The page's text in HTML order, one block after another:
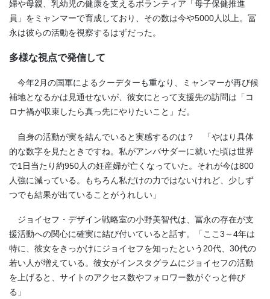
婦や母親、乳幼児の健康を支えるボランティア「母子保健推進
員」をミャンマーで育成しており、その数は今や5000人以上。冨
永は彼らの活動を視察するはずだった。
多様な視点で発信して
今年2月の国軍によるクーデターも重なり、ミャンマーが再び候
補地となるかは見通せないが、彼女にとって支援先の訪問は「コ
ロナ禍が収束したら真っ先にやりたいこと」だ。
自身の活動が実を結んでいると実感するのは？ 「やはり具体
的な数字を見たときですね。私がアンバサダーに就いた頃は世界
で1日当たり約950人の妊産婦が亡くなっていた。それが今は800
人強に減っている。もちろん私だけの力ではないけれど、少しず
つでも結果が出ていることがうれしい」
ジョイセフ・デザイン戦略室の小野美智代は、冨永の存在が支
援活動への関心に確実に結び付いていると話す。「ここ3～4年は
特に、彼女をきっかけにジョイセフを知ったという20代、30代の
若い人が増えている。彼女がインスタグラムにジョイセフの活動
を上げると、サイトのアクセス数やフォロワー数がぐっと伸び
る」